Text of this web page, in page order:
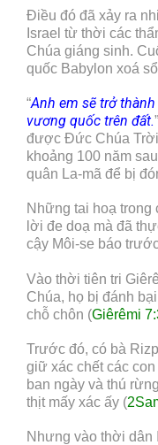
Điều đó đã xảy ra
Israel từ thời các
Chúa giáng sinh.
quốc Babylon xoá
“Anh em sẽ trở
vương quốc trên đất.
được Đức Chúa
khoảng 100 năm
quân La-mã để bị
Những tai hoạ trong
lời đe doạ mà đã
cậy Môi-se báo
Vào thời tiên tri
Chúa, họ bị đánh
chỗ chôn (Giêrêmi
Trước đó, có bà
giữ xác chết các
ban ngày và thú
thịt mấy xác ấy (
Nhưng vào thời